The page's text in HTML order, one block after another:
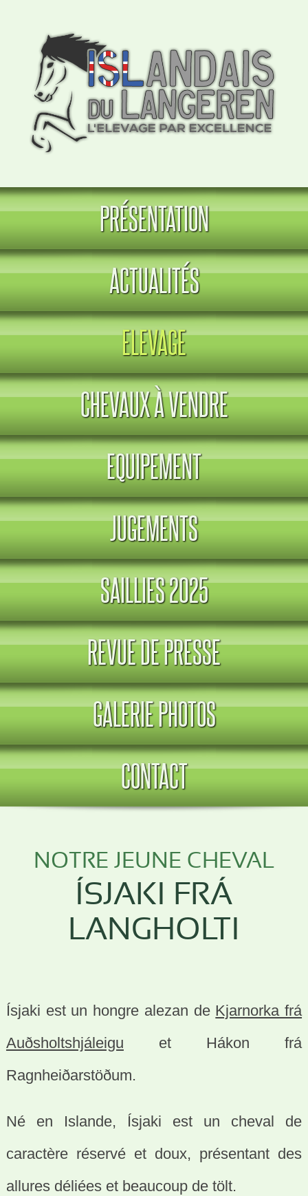
PRÉSENTATION
ACTUALITÉS
ELEVAGE
CHEVAUX À VENDRE
EQUIPEMENT
JUGEMENTS
SAILLIES 2025
REVUE DE PRESSE
GALERIE PHOTOS
CONTACT
NOTRE JEUNE CHEVAL
ÍSJAKI FRÁ
LANGHOLTI
Ísjaki est un hongre alezan de Kjarnorka frá
Auðsholtshjáleigu et Hákon frá
Ragnheiðarstöðum.
Né en Islande, Ísjaki est un cheval de
caractère réservé et doux, présentant des
allures déliées et beaucoup de tölt.